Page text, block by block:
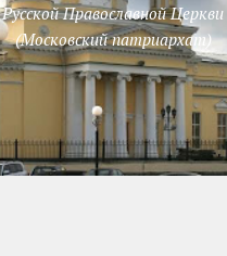
Русской Православной Церкви
(Московский патриархат)